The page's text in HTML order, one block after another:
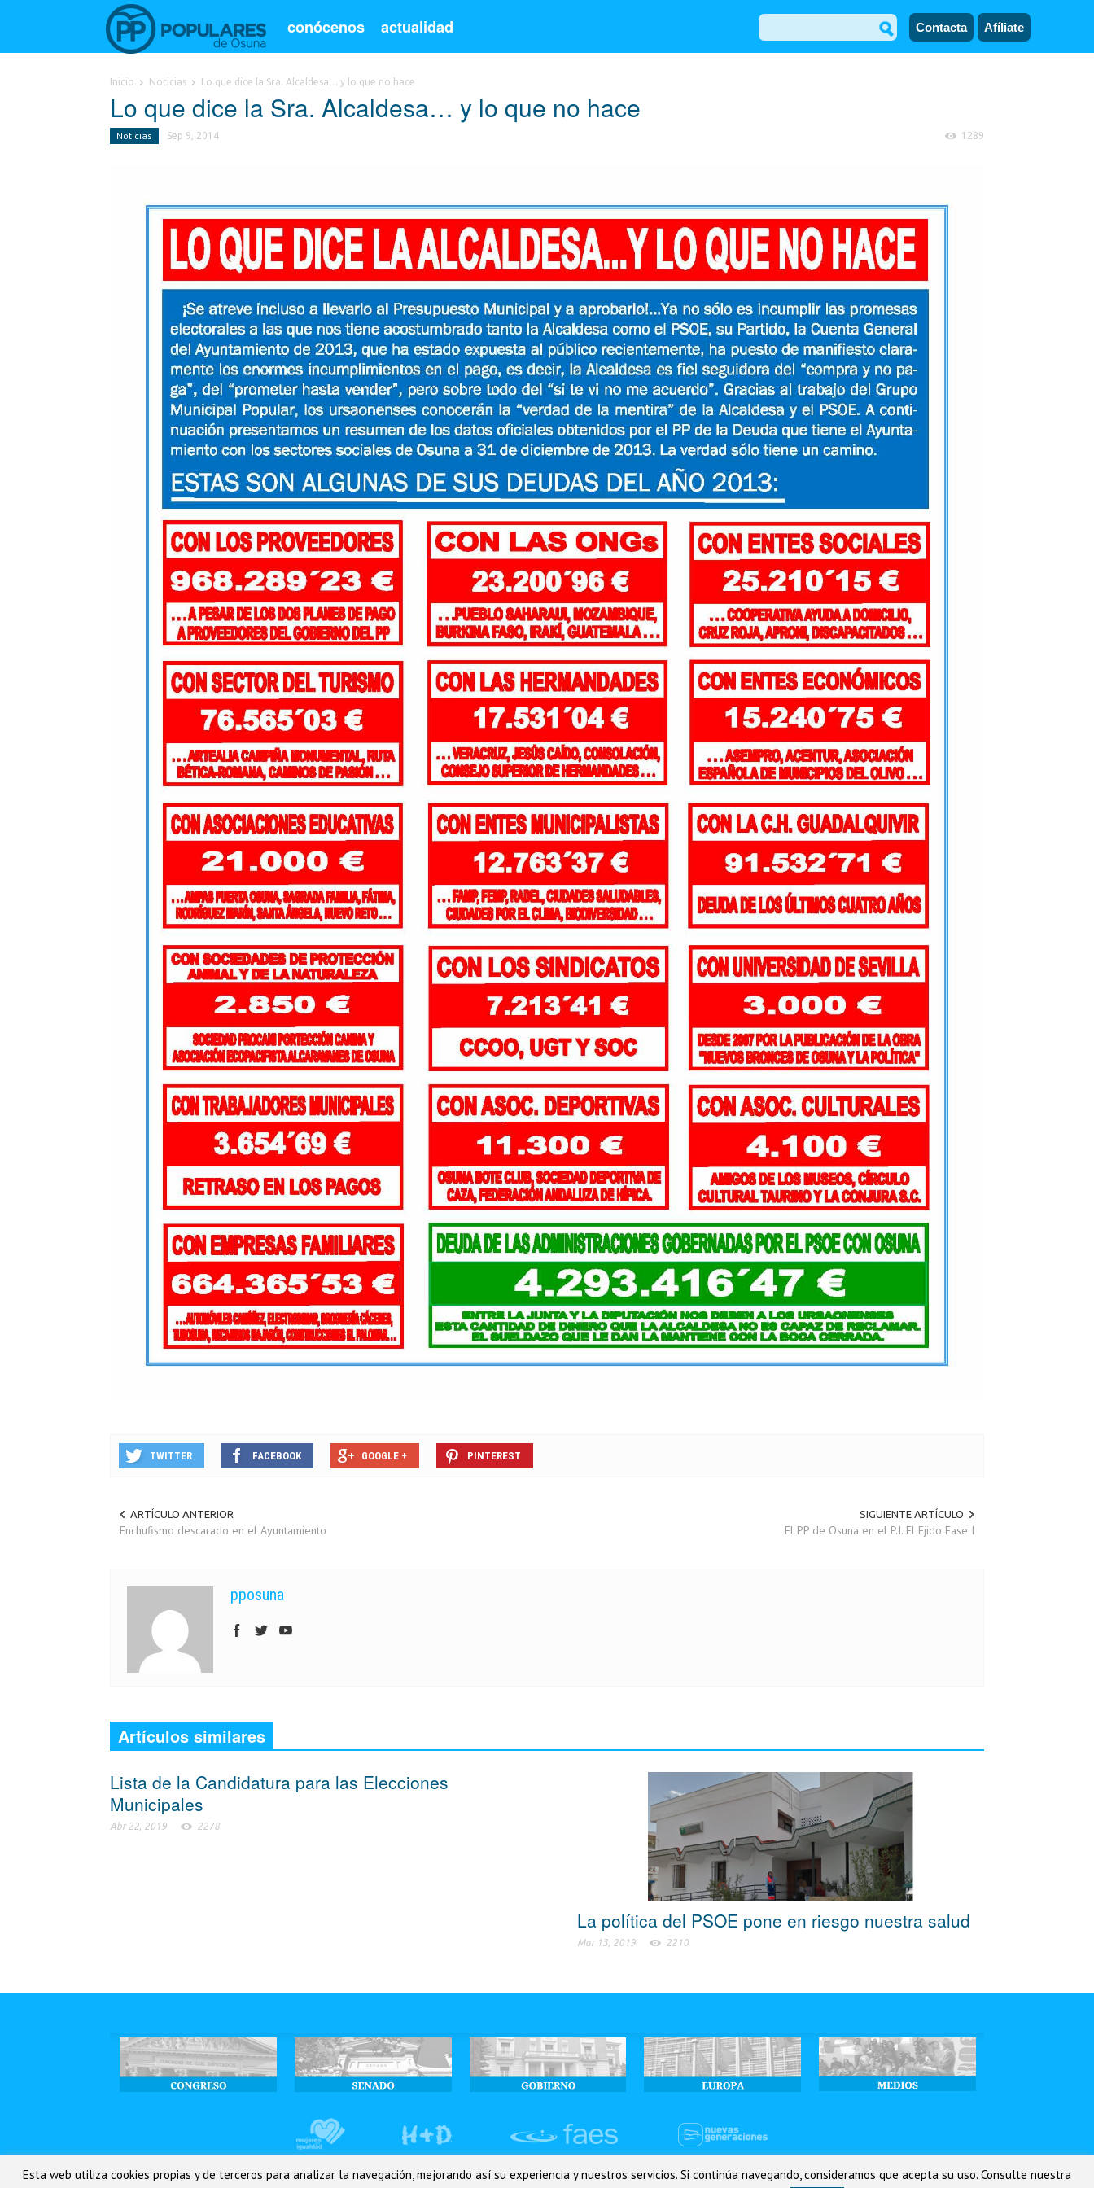
conócenos actualidad Contacta Afíliate
Inicio Noticias Lo que dice la Sra. Alcaldesa… y lo que no hace
Lo que dice la Sra. Alcaldesa… y lo que no hace
Noticias Sep 9, 2014 1289
TWITTER FACEBOOK GOOGLE + PINTEREST
ARTÍCULO ANTERIOR
Enchufismo descarado en el Ayuntamiento
SIGUIENTE ARTÍCULO
El PP de Osuna en el P.I. El Ejido Fase I
pposuna
Artículos similares
Lista de la Candidatura para las Elecciones
Municipales
Abr 22, 2019 2278
La política del PSOE pone en riesgo nuestra salud
Mar 13, 2019 2210
Esta web utiliza cookies propias y de terceros para analizar la navegación, mejorando así su experiencia y nuestros servicios. Si continúa navegando, consideramos que acepta su uso. Consulte nuestra